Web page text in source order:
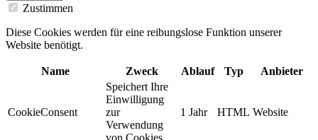
Zustimmen
Diese Cookies werden für eine reibungslose Funktion unserer
Website benötigt.
Name Zweck Ablauf Typ Anbieter
CookieConsent
Speichert Ihre
Einwilligung
zur
Verwendung
1 Jahr HTML Website